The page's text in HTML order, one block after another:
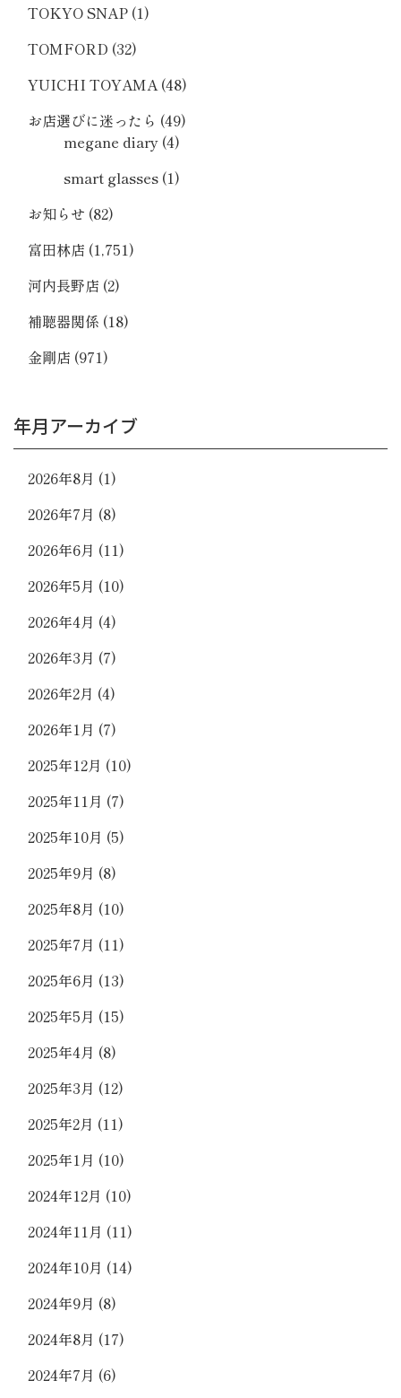
TOKYO SNAP (1)
TOMFORD (32)
YUICHI TOYAMA (48)
お店選びに迷ったら (49)
megane diary (4)
smart glasses (1)
お知らせ (82)
富田林店 (1,751)
河内長野店 (2)
補聴器関係 (18)
金剛店 (971)
年月アーカイブ
2026年8月 (1)
2026年7月 (8)
2026年6月 (11)
2026年5月 (10)
2026年4月 (4)
2026年3月 (7)
2026年2月 (4)
2026年1月 (7)
2025年12月 (10)
2025年11月 (7)
2025年10月 (5)
2025年9月 (8)
2025年8月 (10)
2025年7月 (11)
2025年6月 (13)
2025年5月 (15)
2025年4月 (8)
2025年3月 (12)
2025年2月 (11)
2025年1月 (10)
2024年12月 (10)
2024年11月 (11)
2024年10月 (14)
2024年9月 (8)
2024年8月 (17)
2024年7月 (6)